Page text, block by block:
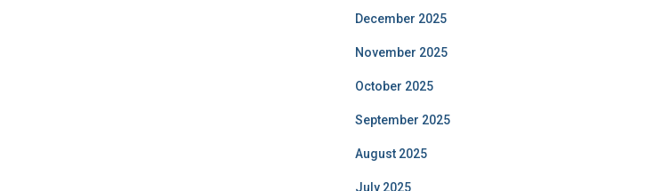
December 2025
November 2025
October 2025
September 2025
August 2025
July 2025